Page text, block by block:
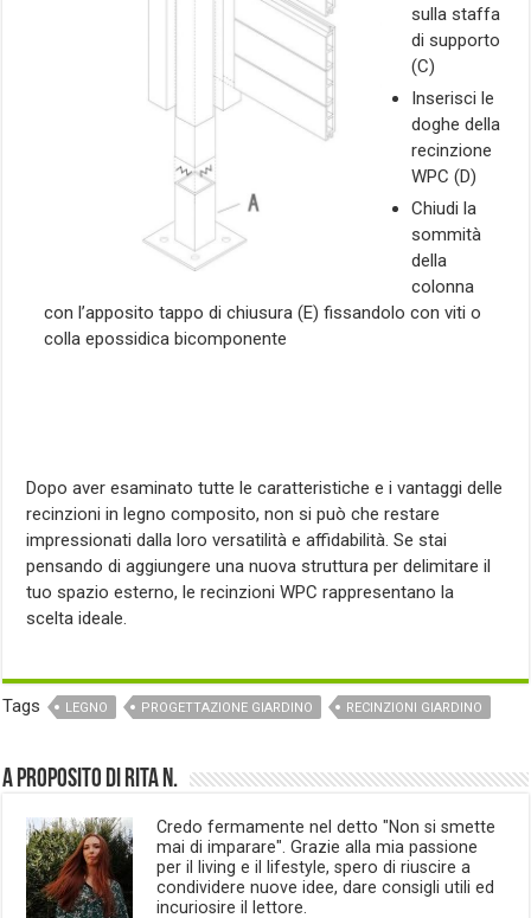
sulla staffa
di supporto
(C)
Inserisci le
doghe della
recinzione
WPC (D)
Chiudi la
sommità
della
colonna
con l’apposito tappo di chiusura (E) fissandolo con viti o
colla epossidica bicomponente
Dopo aver esaminato tutte le caratteristiche e i vantaggi delle
recinzioni in legno composito, non si può che restare
impressionati dalla loro versatilità e affidabilità. Se stai
pensando di aggiungere una nuova struttura per delimitare il
tuo spazio esterno, le recinzioni WPC rappresentano la
scelta ideale.
Tags LEGNO PROGETTAZIONE GIARDINO RECINZIONI GIARDINO
A proposito di Rita N.
Credo fermamente nel detto "Non si smette
mai di imparare". Grazie alla mia passione
per il living e il lifestyle, spero di riuscire a
condividere nuove idee, dare consigli utili ed
incuriosire il lettore.